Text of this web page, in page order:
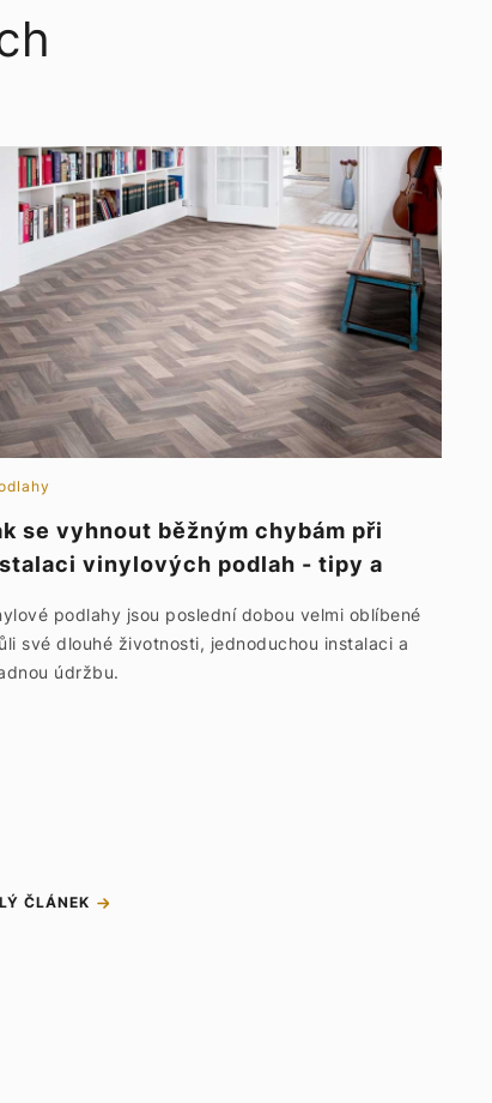
se vyhnout běžným chybám při
vinylových podlah - tipy a
podlahy jsou poslední dobou velmi oblíbené
své dlouhé životnosti, jednoduchou instalaci a
údržbu.
ČLÁNEK